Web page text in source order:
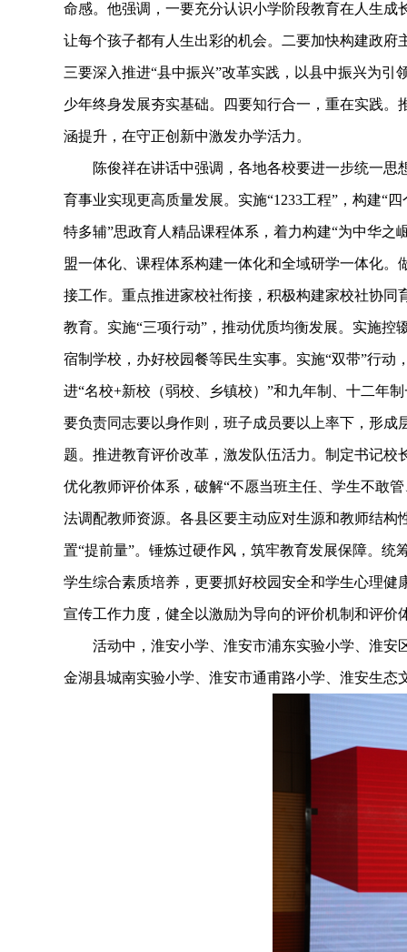
命感。他强调，一要充分认识小学阶段教育在人生成
让每个孩子都有人生出彩的机会。二要加快构建政
三要深入推进“县中振兴”改革实践，以县中振兴为
少年终身发展夯实基础。四要知行合一，重在实践
涵提升，在守正创新中激发办学活力。
陈俊祥在讲话中强调，各地各校要进一步统一思
育事业实现更高质量发展。实施“1233工程”，构建“
特多辅”思政育人精品课程体系，着力构建“为中华
盟一体化、课程体系构建一体化和全域研学一体化
接工作。重点推进家校社衔接，积极构建家校社协
教育。实施“三项行动”，推动优质均衡发展。实施
宿制学校，办好校园餐等民生实事。实施“双带”行
进“名校+新校（弱校、乡镇校）”和九年制、十二年
要负责同志要以身作则，班子成员要以上率下，形
题。推进教育评价改革，激发队伍活力。制定书记
优化教师评价体系，破解“不愿当班主任、学生不敢
法调配教师资源。各县区要主动应对生源和教师结
置“提前量”。锤炼过硬作风，筑牢教育发展保障。
学生综合素质培养，更要抓好校园安全和学生心理
宣传工作力度，健全以激励为导向的评价机制和评价
活动中，淮安小学、淮安市浦东实验小学、淮安
金湖县城南实验小学、淮安市通甫路小学、淮安生态